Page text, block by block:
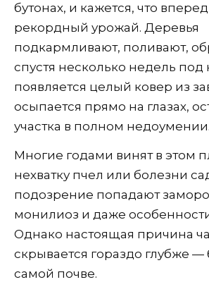
бутонах, и кажется, что
рекордный урожай. Деревья
подкармливают, поливают,
спустя несколько недель под
появляется целый ковер из
осыпается прямо на глазах,
участка в полном недоумении.
Многие годами винят в этом
нехватку пчел или болезни
подозрение попадают
монилиоз и даже
Однако настоящая причина
скрывается гораздо глубже —
самой почве.